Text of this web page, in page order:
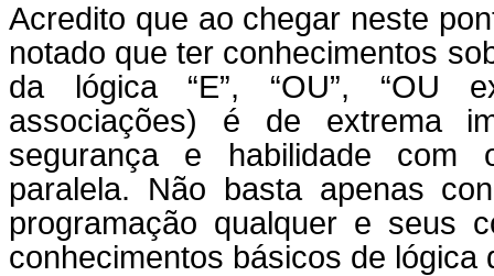
Acredito que ao chegar neste
notado que ter conhecimentos
da lógica “E”, “OU”, “OU
associações) é de extrema
segurança e habilidade com
paralela. Não basta apenas
programação qualquer e seus
conhecimentos básicos de lógica